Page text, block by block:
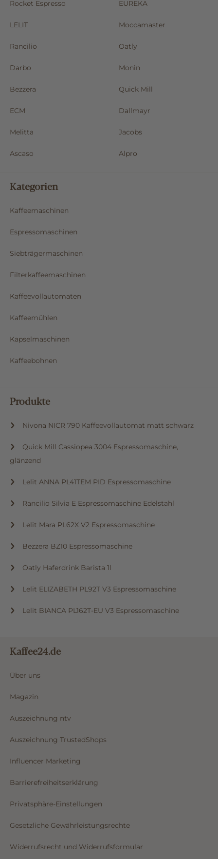
Rocket Espresso EUREKA
LELIT Moccamaster
Rancilio Oatly
Darbo Monin
Bezzera Quick Mill
ECM Dallmayr
Melitta Jacobs
Ascaso Alpro
Kategorien
Kaffeemaschinen
Espressomaschinen
Siebträgermaschinen
Filterkaffeemaschinen
Kaffeevollautomaten
Kaffeemühlen
Kapselmaschinen
Kaffeebohnen
Produkte
Nivona NICR 790 Kaffeevollautomat matt schwarz
Quick Mill Cassiopea 3004 Espressomaschine,
glänzend
Lelit ANNA PL41TEM PID Espressomaschine
Rancilio Silvia E Espressomaschine Edelstahl
Lelit Mara PL62X V2 Espressomaschine
Bezzera BZ10 Espressomaschine
Oatly Haferdrink Barista 1l
Lelit ELIZABETH PL92T V3 Espressomaschine
Lelit BIANCA PL162T-EU V3 Espressomaschine
Kaffee24.de
Über uns
Magazin
Auszeichnung ntv
Auszeichnung TrustedShops
Influencer Marketing
Barrierefreiheitserklärung
Privatsphäre-Einstellungen
Gesetzliche Gewährleistungsrechte
Widerrufsrecht und Widerrufsformular